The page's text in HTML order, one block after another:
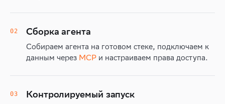
02 Сборка агента
Собираем агента на готовом стеке, подключаем к
данным через MCP и настраиваем права доступа.
03 Контролируемый запуск